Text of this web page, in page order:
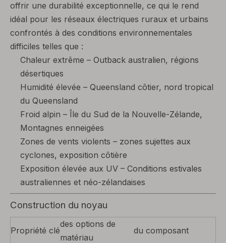
offrir une durabilité exceptionnelle, ce qui le rend
idéal pour les réseaux électriques ruraux et urbains
confrontés à des conditions environnementales
difficiles telles que :
Chaleur extrême – Outback australien, régions
désertiques
Humidité élevée – Queensland côtier, nord tropical
du Queensland
Froid alpin – Île du Sud de la Nouvelle-Zélande,
Montagnes enneigées
Zones de vents violents – zones sujettes aux
cyclones, exposition côtière
Exposition élevée aux UV – Conditions estivales
australiennes et néo-zélandaises
Construction du noyau
Propriété clé
des options de
matériau
du composant